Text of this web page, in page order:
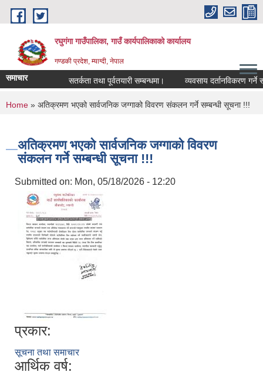
Skip to main content
रघुगंगा गाउँपालिका, गाउँ कार्यपालिकाको कार्यालय
गण्डकी प्रदेश, म्याग्दी, नेपाल
समाचार सतर्कता तथा पूर्वतयारी सम्बन्धमा। व्यवसाय दर्तानविकरण गर्ने
You are here
Home » अतिक्रमण भएको सार्वजनिक जग्गाको विवरण संकलन गर्ने सम्बन्धी सूचना !!!
अतिक्रमण भएको सार्वजनिक जग्गाको विवरण
संकलन गर्ने सम्बन्धी सूचना !!!
Submitted on: Mon, 05/18/2026 - 12:20
प्रकार:
सूचना तथा समाचार
आर्थिक वर्ष: